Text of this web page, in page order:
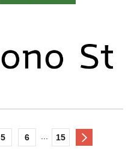
5 6 15